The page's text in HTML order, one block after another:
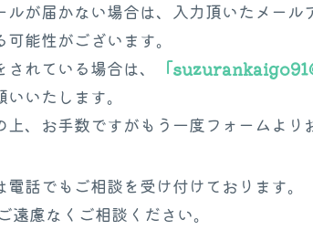
ルが届かない場合は、入力頂いたメー
能性がございます。
れている場合は、
「
いたします。
上、お手数ですがもう一度フォームより
電話でもご相談を受け付けております。
遠慮なくご相談ください。